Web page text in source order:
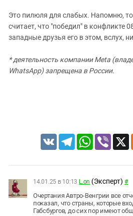
Это пилюля для слабых. Напомню,
считает, что "победил" в конфликте
западные друзья его в этом, вслух,
* деятельность компании Meta
WhatsApp) запрещена в России.
VK TelegramWhatsApp
Viber X
14.01.25 в 10:13 L.on (Эксперт) #
Очертания Автро-Венгрии все
показал, что страны, которые
Габсбургов, до сих пор имеют